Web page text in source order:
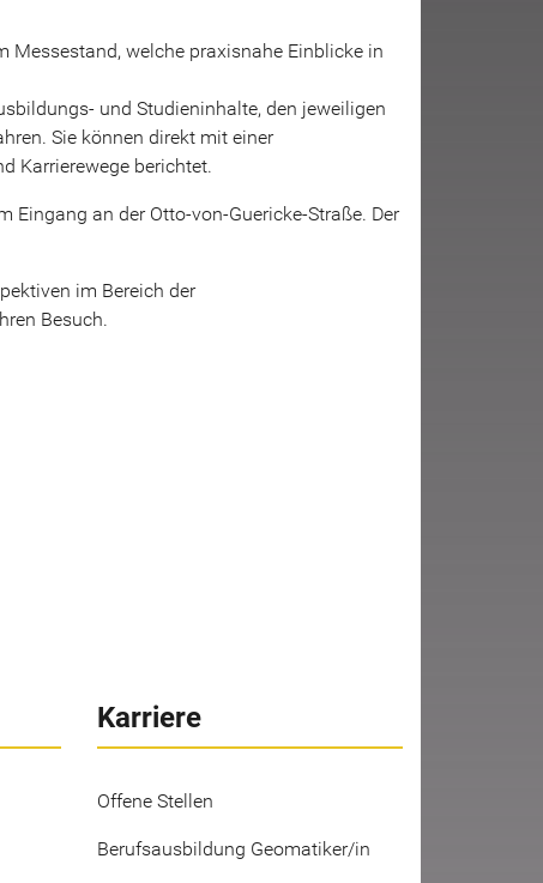
Messestand, welche praxisnahe Einblicke in
und Studieninhalte, den jeweiligen
Sie können direkt mit einer
Karrierewege berichtet.
an der Otto-von-Guericke-Straße. Der
im Bereich der
Besuch.
Karriere
Offene Stellen
Berufsausbildung Geomatiker/in